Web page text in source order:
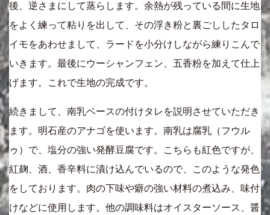
後、逆さまにして蒸らします。余熱が残っている間に生地
をよく練って粘りを出して、その浮き粉と裏ごししたタロ
イモをあわせまして、ラードを小分けしながら練りこんで
いきます。最後にウーシャンフェン、五香粉を加えて仕上
げます。これで生地の完成です。
続きまして、南乳ベースの付けタレを説明させていただき
ます。明石産のアナゴを使います。南乳は腐乳（フウル
ゥ）で、塩分の強い発酵豆腐です。こちらも紅色ですが、
紅麹、酒、香辛料に漬け込んでいるので、このような発色
をしております。肉の下味や癖の強い材料の煮込み、味付
けなどに使用します。他の調味料はオイスターソース、醤